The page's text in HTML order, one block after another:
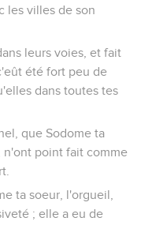
les villes de son
leurs voies, et fait
été fort peu de
dans toutes tes
que Sodome ta
n'ont point fait comme
ta soeur, l'orgueil,
; elle a eu de